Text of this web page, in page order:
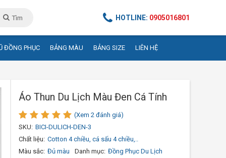
Tìm HOTLINE: 0905016801
ĐỒNG PHỤC BẢNG MÀU BẢNG SIZE LIÊN HỆ
Áo Thun Du Lịch Màu Đen Cá Tính
(Xem 2 đánh giá)
SKU: BICI-DULICH-DEN-3
Chất liệu: Cotton 4 chiều, cá sấu 4 chiều,..
Màu sắc: Đủ màu Danh mục: Đồng Phục Du Lịch